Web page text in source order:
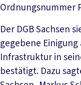
Ordnungsnummer
Der DGB Sachsen
gegebene
Infrastruktur in
bestätigt. Dazu